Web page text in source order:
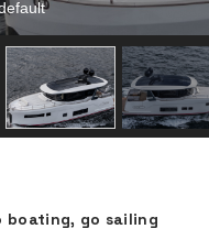
boating, go sailing